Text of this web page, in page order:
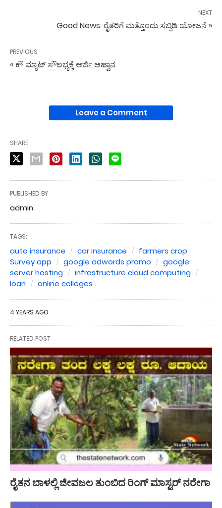
NEXT
Good News: ರೈತರಿಗೆ ಮತ್ತೊಂದು ಸಬ್ಸಿಡಿ ಯೋಜನೆ »
PREVIOUS
« ಕೌ ಮ್ಯಾಟ್ ಸೌಲಭ್ಯಕ್ಕೆ ಅರ್ಜಿ ಆಹ್ವಾನ
Leave a Comment
SHARE
PUBLISHED BY
admin
TAGS:
auto insurance car insurance
farmers crop
Survey app
google adwords promo
google
server hosting
infrastructure cloud computing
loan
online colleges
4 YEARS AGO
RELATED POST
ರೈತನ ಬಾಳಲ್ಲಿ ಜೀವಜಲ ತುಂಬಿದ ರಿಂಗ್ ಮಾಸ್ಟರ್ ನರೇಗಾ